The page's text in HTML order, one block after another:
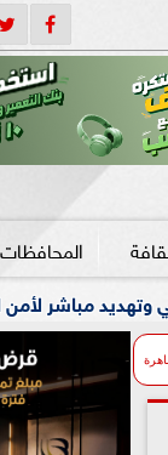
المحافظات